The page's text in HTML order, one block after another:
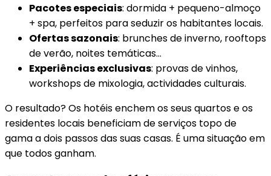
Pacotes especiais: dormida + pequeno-almoço
+ spa, perfeitos para seduzir os habitantes locais.
Ofertas sazonais: brunches de inverno, rooftops
de verão, noites temáticas…
Experiências exclusivas: provas de vinhos,
workshops de mixologia, actividades culturais.
O resultado? Os hotéis enchem os seus quartos e os
residentes locais beneficiam de serviços topo de
gama a dois passos das suas casas. É uma situação em
que todos ganham.